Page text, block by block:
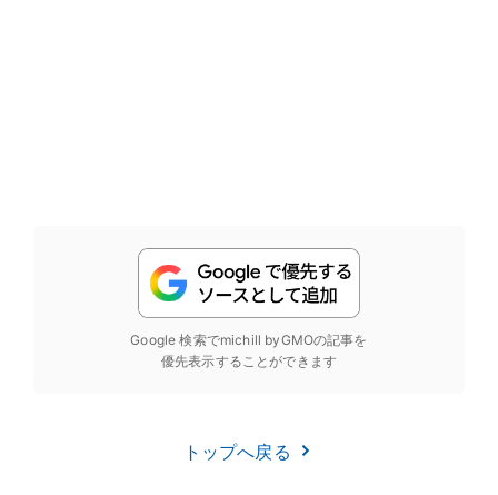
Google 検索でmichill byGMOの記事を
優先表示することができます
トップへ戻る